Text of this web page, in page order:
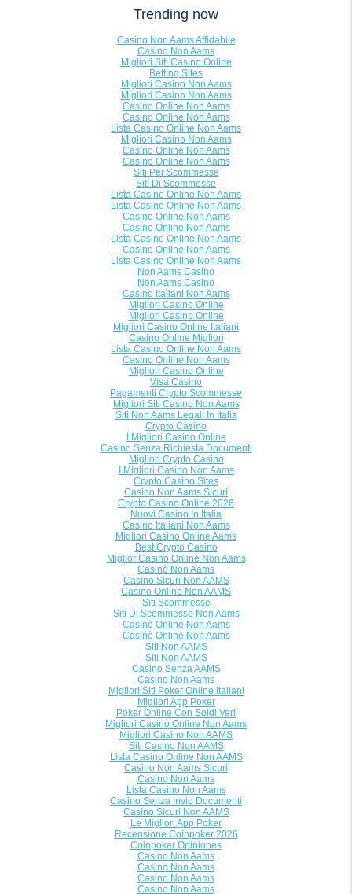
Trending now
Casino Non Aams Affidabile
Casino Non Aams
Migliori Siti Casino Online
Betting Sites
Migliori Casino Non Aams
Migliori Casino Non Aams
Casino Online Non Aams
Casino Online Non Aams
Lista Casino Online Non Aams
Migliori Casino Non Aams
Casino Online Non Aams
Casino Online Non Aams
Siti Per Scommesse
Siti Di Scommesse
Lista Casino Online Non Aams
Lista Casino Online Non Aams
Casino Online Non Aams
Casino Online Non Aams
Lista Casino Online Non Aams
Casino Online Non Aams
Lista Casino Online Non Aams
Non Aams Casino
Non Aams Casino
Casino Italiani Non Aams
Migliori Casino Online
Migliori Casino Online
Migliori Casino Online Italiani
Casino Online Migliori
Lista Casino Online Non Aams
Casino Online Non Aams
Migliori Casino Online
Visa Casino
Pagamenti Crypto Scommesse
Migliori Siti Casino Non Aams
Siti Non Aams Legali In Italia
Crypto Casino
I Migliori Casino Online
Casino Senza Richiesta Documenti
Migliori Crypto Casino
I Migliori Casino Non Aams
Crypto Casino Sites
Casino Non Aams Sicuri
Crypto Casino Online 2026
Nuovi Casino In Italia
Casino Italiani Non Aams
Migliori Casino Online Aams
Best Crypto Casino
Miglior Casino Online Non Aams
Casinò Non Aams
Casino Sicuri Non AAMS
Casino Online Non AAMS
Siti Scommesse
Siti Di Scommesse Non Aams
Casinò Online Non Aams
Casinò Online Non Aams
Siti Non AAMS
Siti Non AAMS
Casino Senza AAMS
Casino Non Aams
Migliori Siti Poker Online Italiani
Migliori App Poker
Poker Online Con Soldi Veri
Migliori Casinò Online Non Aams
Migliori Casino Non AAMS
Siti Casino Non AAMS
Lista Casino Online Non AAMS
Casino Non Aams Sicuri
Casino Non Aams
Lista Casino Non Aams
Casino Senza Invio Documenti
Casino Sicuri Non AAMS
Le Migliori App Poker
Recensione Coinpoker 2026
Coinpoker Opiniones
Casino Non Aams
Casino Non Aams
Casino Non Aams
Casino Non Aams